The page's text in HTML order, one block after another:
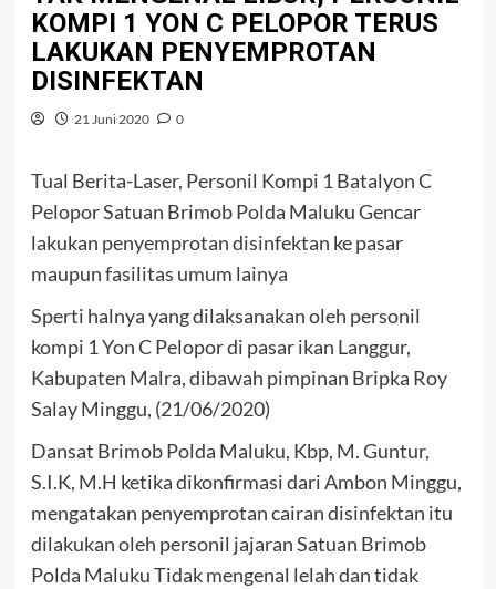
KOMPI 1 YON C PELOPOR TERUS
LAKUKAN PENYEMPROTAN
DISINFEKTAN
21 Juni 2020 0
Tual Berita-Laser, Personil Kompi 1 Batalyon C
Pelopor Satuan Brimob Polda Maluku Gencar
lakukan penyemprotan disinfektan ke pasar
maupun fasilitas umum lainya
Sperti halnya yang dilaksanakan oleh personil
kompi 1 Yon C Pelopor di pasar ikan Langgur,
Kabupaten Malra, dibawah pimpinan Bripka Roy
Salay Minggu, (21/06/2020)
Dansat Brimob Polda Maluku, Kbp, M. Guntur,
S.I.K, M.H ketika dikonfirmasi dari Ambon Minggu,
mengatakan penyemprotan cairan disinfektan itu
dilakukan oleh personil jajaran Satuan Brimob
Polda Maluku Tidak mengenal lelah dan tidak